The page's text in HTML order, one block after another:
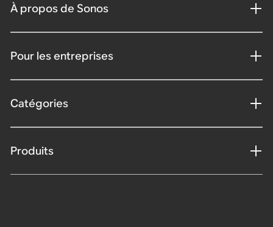
À propos de Sonos
Pour les entreprises
Catégories
Produits